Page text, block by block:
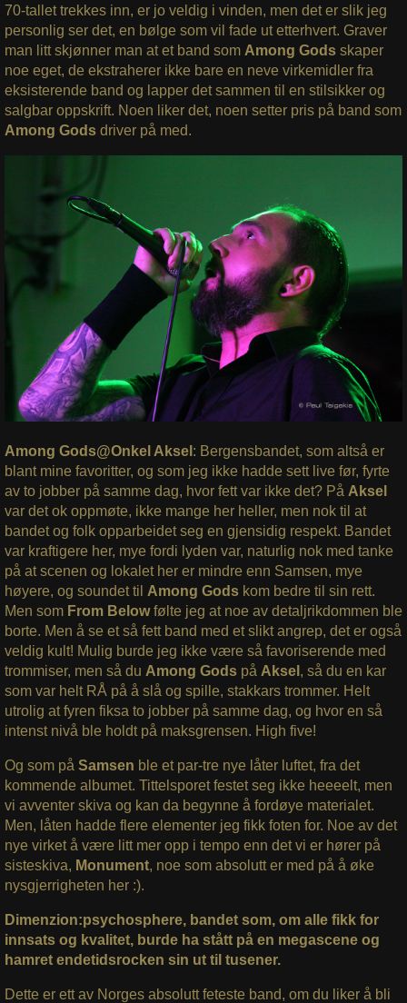
70-tallet trekkes inn, er jo veldig i vinden, men det er slik jeg
personlig ser det, en bølge som vil fade ut etterhvert. Graver
man litt skjønner man at et band som Among Godsskaper
noe eget, de ekstraherer ikke bare en neve virkemidler fra
eksisterende band og lapper det sammen til en stilsikker og
salgbar oppskrift. Noen liker det, noen setter pris på band som
Among Gods driver på med.
Among Gods@Onkel Aksel : Bergensbandet, som altså er
blant mine favoritter, og som jeg ikke hadde sett live før, fyrte
av to jobber på samme dag, hvor fett var ikke det? På Aksel
var det ok oppmøte, ikke mange her heller, men nok til at
bandet og folk opparbeidet seg en gjensidig respekt. Bandet
var kraftigere her, mye fordi lyden var, naturlig nok med tanke
på at scenen og lokalet her er mindre enn Samsen, mye
høyere, og soundet til Among Godskom bedre til sin rett.
Men som From Belowfølte jeg at noe av detaljrikdommen ble
borte. Men å se et så fett band med et slikt angrep, det er også
veldig kult! Mulig burde jeg ikke være så favoriserende med
trommiser, men så du Among Gods på Aksel , så du en kar
som var helt RÅ på å slå og spille, stakkars trommer. Helt
utrolig at fyren fiksa to jobber på samme dag, og hvor en så
intenst nivå ble holdt på maksgrensen. High five!
Og som på Samsen ble et par-tre nye låter luftet, fra det
kommende albumet. Tittelsporet festet seg ikke heeeelt, men
vi avventer skiva og kan da begynne å fordøye materialet.
Men, låten hadde flere elementer jeg fikk foten for. Noe av det
nye virket å være litt mer opp i tempo enn det vi er hører på
sisteskiva, Monument, noe som absolutt er med på å øke
nysgjerrigheten her :).
Dimenzion:psychosphere, bandet som, om alle fikk for
innsats og kvalitet, burde ha stått på en megascene og
hamret endetidsrocken sin ut til tusener.
Dette er ett av Norges absolutt feteste band, om du liker å bli